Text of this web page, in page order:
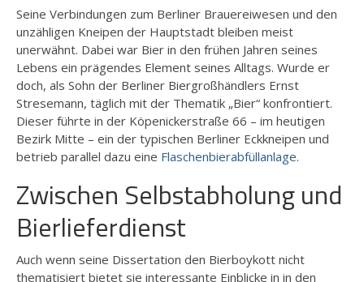
Seine Verbindungen zum Berliner Brauereiwesen und den
unzähligen Kneipen der Hauptstadt bleiben meist
unerwähnt. Dabei war Bier in den frühen Jahren seines
Lebens ein prägendes Element seines Alltags. Wurde er
doch, als Sohn der Berliner Biergroßhändlers Ernst
Stresemann, täglich mit der Thematik „Bier“ konfrontiert.
Dieser führte in der Köpenickerstraße 66 – im heutigen
Bezirk Mitte – ein der typischen Berliner Eckkneipen und
betrieb parallel dazu eine Flaschenbierabfüllanlage.
Zwischen Selbstabholung und
Bierlieferdienst
Auch wenn seine Dissertation den Bierboykott nicht
thematisiert bietet sie interessante Einblicke in in den